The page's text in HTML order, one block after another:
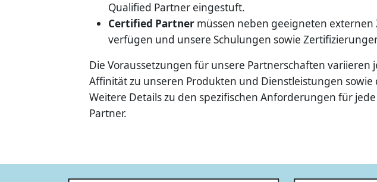
Qualified Partner eingestuft.
Certified Partner müssen neben geeigneten
verfügen und unsere Schulungen sowie
Die Voraussetzungen für unsere Partnerschaften
Affinität zu unseren Produkten und Dienstleistungen
Weitere Details zu den spezifischen Anforderungen für
Partner.